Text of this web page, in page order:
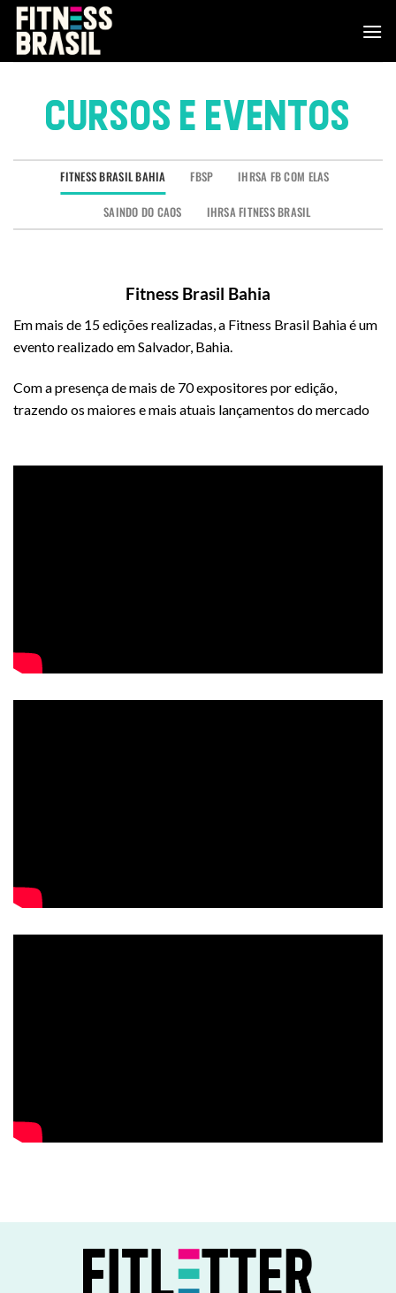
Skip
content
CURSOS E EVENTOS
FITNESS BRASIL BAHIA FBSP IHRSA FB COM ELAS
SAINDO DO CAOS IHRSA FITNESS BRASIL
Fitness Brasil Bahia
Em mais de 15 edições realizadas, a Fitness Brasil Bahia é um
evento realizado em Salvador, Bahia.
Com a presença de mais de 70 expositores por edição,
trazendo os maiores e mais atuais lançamentos do mercado